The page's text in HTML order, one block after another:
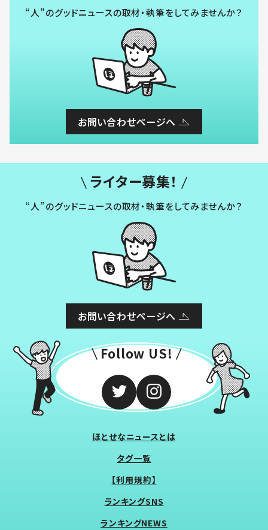
“人”のグッドニュースの取材・執筆をしてみませんか？
お問い合わせページへ
ライター募集！
“人”のグッドニュースの取材・執筆をしてみませんか？
お問い合わせページへ
Follow US!
ほとせなニュースとは
タグ一覧
【利用規約】
ランキングSNS
ランキングNEWS